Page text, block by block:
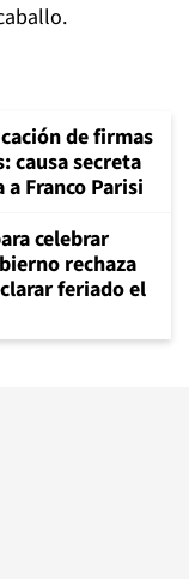
de firmas
causa secreta
a Franco Parisi
celebrar
rechaza
feriado el